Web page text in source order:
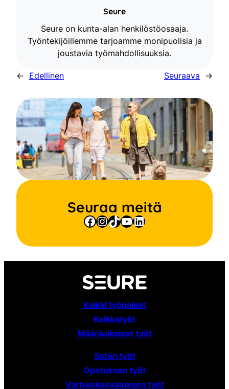
Seure
Seure on kunta-alan henkilöstöosaaja.
Työntekijöillemme tarjoamme monipuolisia ja
joustavia työmahdollisuuksia.
← Edellinen Seuraava →
Seuraa meitä
Facebook
Instagram
TikTok
YouTube
LinkedIn
Kaikki työpaikat
Keikkatyöt
Määräaikaiset työt
Soten työt
Opetuksen työt
Varhaiskasvatuksen työt